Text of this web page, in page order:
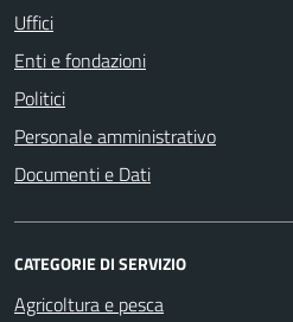
Uffici
Enti e fondazioni
Politici
Personale amministrativo
Documenti e Dati
CATEGORIE DI SERVIZIO
Agricoltura e pesca